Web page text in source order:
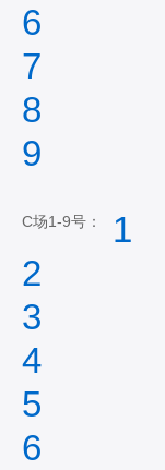
6
7
8
9
C场1-9号：
1
2
3
4
5
6